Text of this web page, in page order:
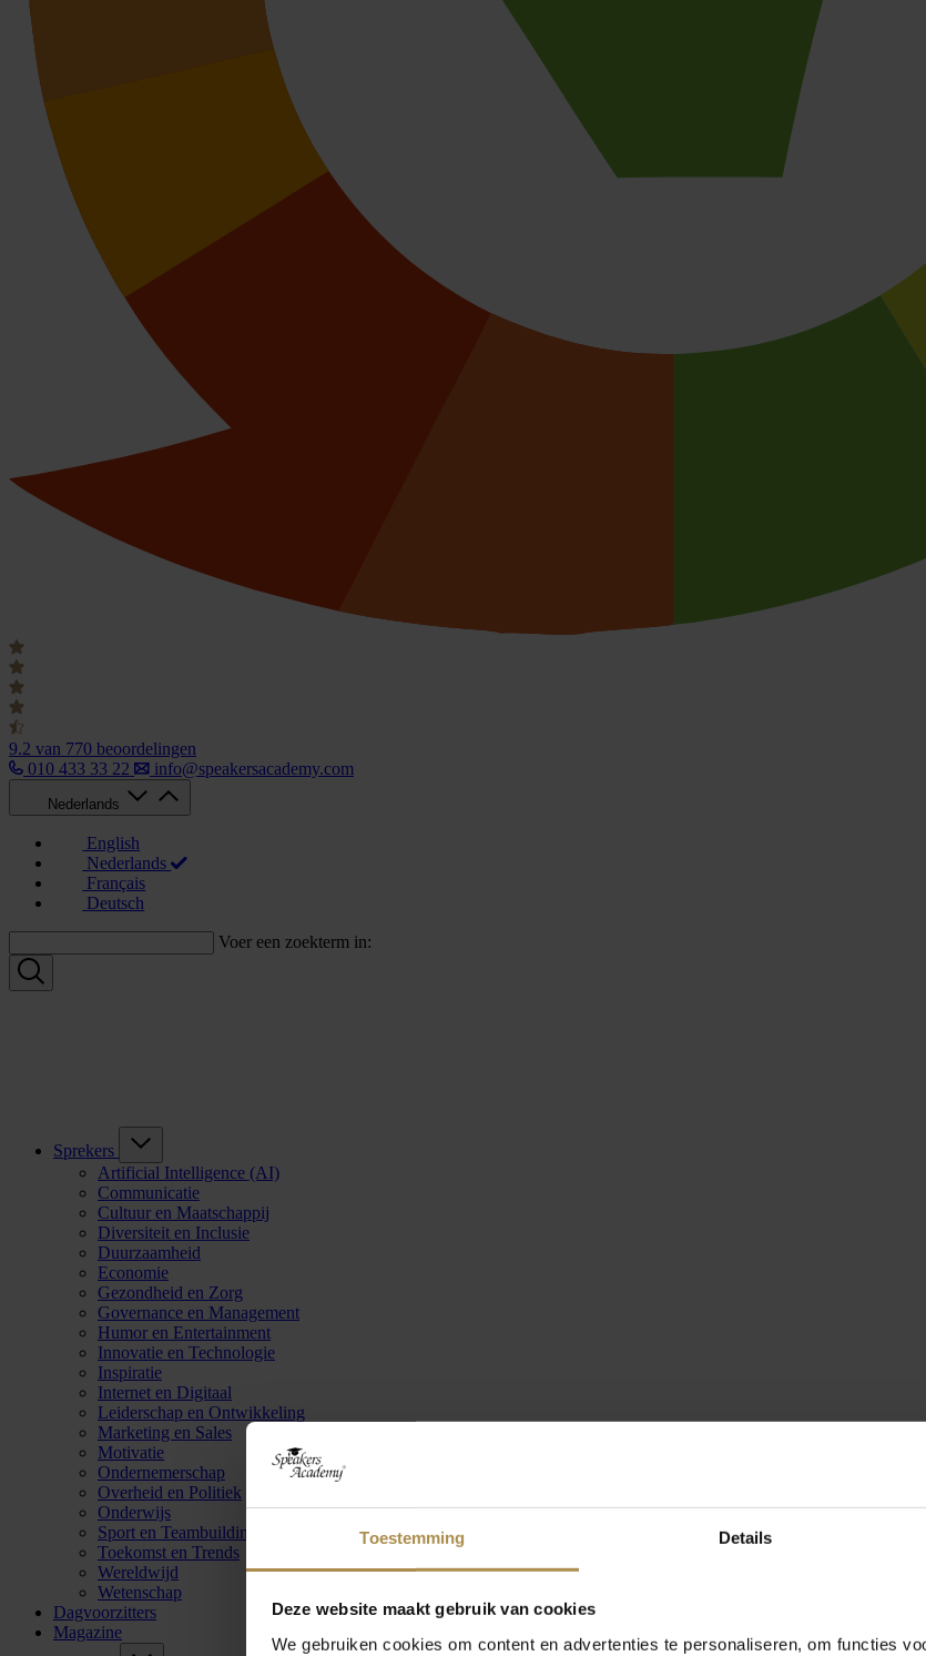
Toestemming Details
Deze website maakt gebruik van cookies
We gebruiken cookies om content en advertenties te personaliseren, om functies
9.2 van 770 beoordelingen
010 433 33 22
info@speakersacademy.com
Nederlands
English
Nederlands
Français
Deutsch
Voer een zoekterm in:
Sprekers
Artificial Intelligence (AI)
Communicatie
Cultuur en Maatschappij
Diversiteit en Inclusie
Duurzaamheid
Economie
Gezondheid en Zorg
Governance en Management
Humor en Entertainment
Innovatie en Technologie
Inspiratie
Internet en Digitaal
Leiderschap en Ontwikkeling
Marketing en Sales
Motivatie
Ondernemerschap
Overheid en Politiek
Onderwijs
Sport en Teambuilding
Toekomst en Trends
Wereldwijd
Wetenschap
Dagvoorzitters
Magazine